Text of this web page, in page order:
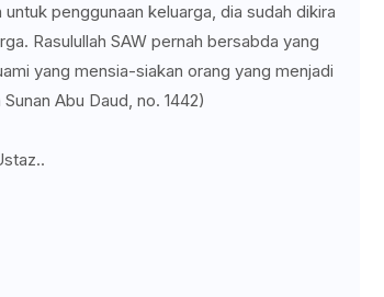
penggunaan keluarga, dia sudah dikira
Rasulullah SAW pernah bersabda yang
yang mensia-siakan orang yang menjadi
Abu Daud, no. 1442)